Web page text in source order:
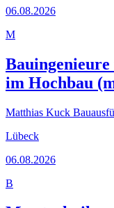
06.08.2026
M
im Hochbau
Matthias Kuck
Lübeck
06.08.2026
B